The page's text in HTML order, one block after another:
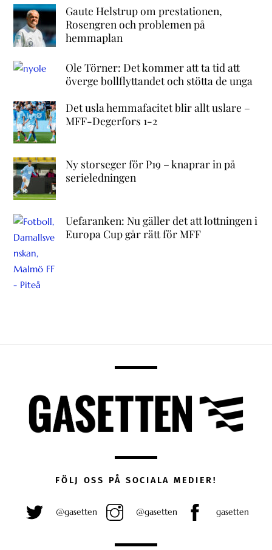
Gaute Helstrup om prestationen,
Rosengren och problemen på
hemmaplan
Ole Törner: Det kommer att ta tid att
överge bollflyttandet och stötta de unga
Det usla hemmafacitet blir allt uslare –
MFF-Degerfors 1-2
Ny storseger för P19 – knaprar in på
serieledningen
Uefaranken: Nu gäller det att lottningen i
Europa Cup går rätt för MFF
FÖLJ OSS PÅ SOCIALA MEDIER!
@gasetten @gasetten gasetten